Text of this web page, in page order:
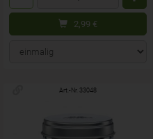
2,99 €
Art.-Nr. 33048